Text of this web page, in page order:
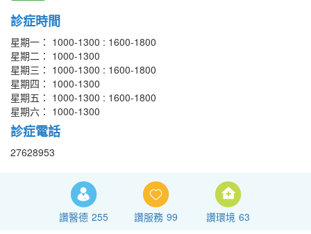
診症時間
星期一： 1000-1300 : 1600-1800
星期二： 1000-1300
星期三： 1000-1300 : 1600-1800
星期四： 1000-1300
星期五： 1000-1300 : 1600-1800
星期六： 1000-1300
診症電話
27628953
讚醫德 255 讚服務 99 讚環境 63